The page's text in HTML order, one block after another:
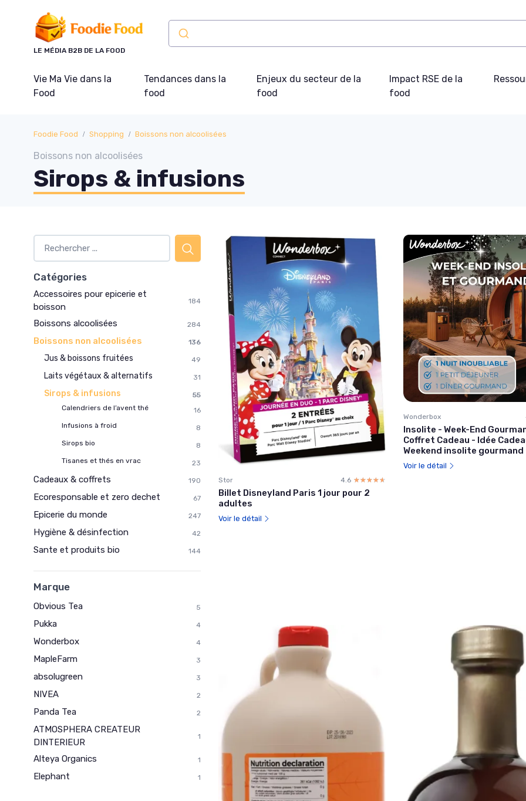
LE MÉDIA B2B DE LA FOOD
Vie Ma Vie dans la
Food
Tendances dans la
food
Enjeux du secteur de la
food
Impact RSE de la
food
Foodie Food Shopping Boissons non alcoolisées
Boissons non alcoolisées
Sirops & infusions
Catégories
Accessoires pour epicerie et
boisson
184
Boissons alcoolisées 284
Boissons non alcoolisées 136
Jus & boissons fruitées 49
Laits végétaux & alternatifs 31
Sirops & infusions
55
Calendriers de l’avent thé
16
Infusions à froid
8
Sirops bio
8
Tisanes et thés en vrac
23
Cadeaux & coffrets 190
Ecoresponsable et zero dechet 67
Epicerie du monde 247
Hygiène & désinfection 42
Sante et produits bio 144
Marque
Obvious Tea 5
Pukka 4
Wonderbox 4
MapleFarm 3
absolugreen 3
NIVEA 2
Panda Tea 2
ATMOSPHERA CREATEUR
DINTERIEUR
1
Alteya Organics 1
Elephant 1
Stor 4.6 ☆☆☆☆☆
★★★★★
Billet Disneyland Paris 1 jour pour 2
adultes
Voir le détail
Wonderbox
Insolite - Week-End
Coffret Cadeau - Idée
Weekend insolite gourmand
Voir le détail